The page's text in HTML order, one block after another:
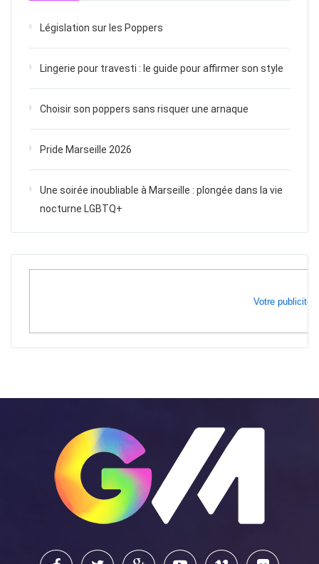
Législation sur les Poppers
Lingerie pour travesti : le guide pour affirmer son style
Choisir son poppers sans risquer une arnaque
Pride Marseille 2026
Une soirée inoubliable à Marseille : plongée dans la vie
nocturne LGBTQ+
Votre publicité